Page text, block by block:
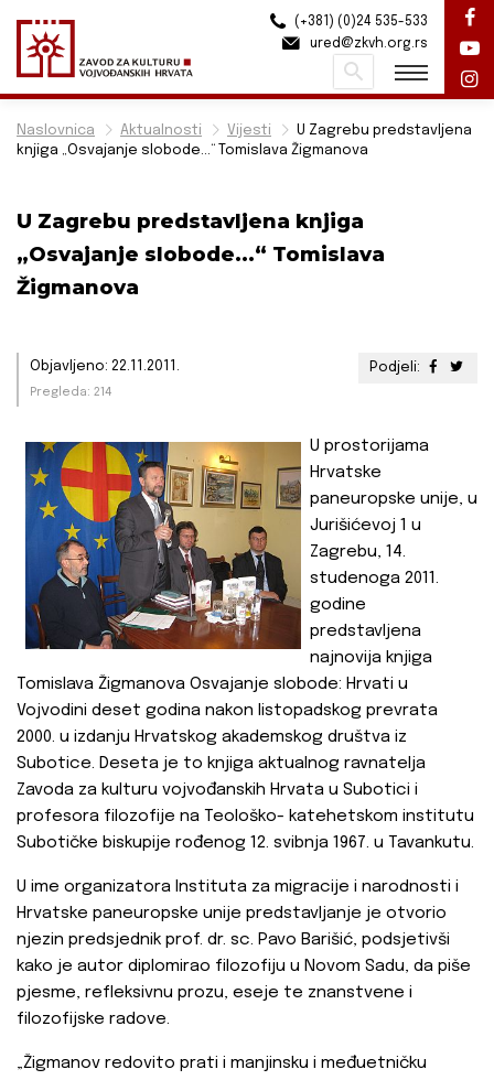
Naslovnica Aktualnosti Vijesti
U Zagrebu predstavljena
knjiga „Osvajanje slobode...“ Tomislava Žigmanova
U Zagrebu predstavljena knjiga
„Osvajanje slobode...“ Tomislava
Žigmanova
Podjeli:
Objavljeno: 22.11.2011.
Pregleda: 214
U prostorijama
Hrvatske
paneuropske unije, u
Jurišićevoj 1 u
Zagrebu, 14.
studenoga 2011.
godine
predstavljena
najnovija knjiga
Tomislava Žigmanova Osvajanje slobode: Hrvati u
Vojvodini deset godina nakon listopadskog prevrata
2000. u izdanju Hrvatskog akademskog društva iz
Subotice. Deseta je to knjiga aktualnog ravnatelja
Zavoda za kulturu vojvođanskih Hrvata u Subotici i
profesora filozofije na Teološko- katehetskom institutu
Subotičke biskupije rođenog 12. svibnja 1967. u Tavankutu.
U ime organizatora Instituta za migracije i narodnosti i
Hrvatske paneuropske unije predstavljanje je otvorio
njezin predsjednik prof. dr. sc. Pavo Barišić, podsjetivši
kako je autor diplomirao filozofiju u Novom Sadu, da piše
pjesme, refleksivnu prozu, eseje te znanstvene i
filozofijske radove.
„Žigmanov redovito prati i manjinsku i međuetničku
(+381) (0)24 535-533
ured@zkvh.org.rs
Pretraži